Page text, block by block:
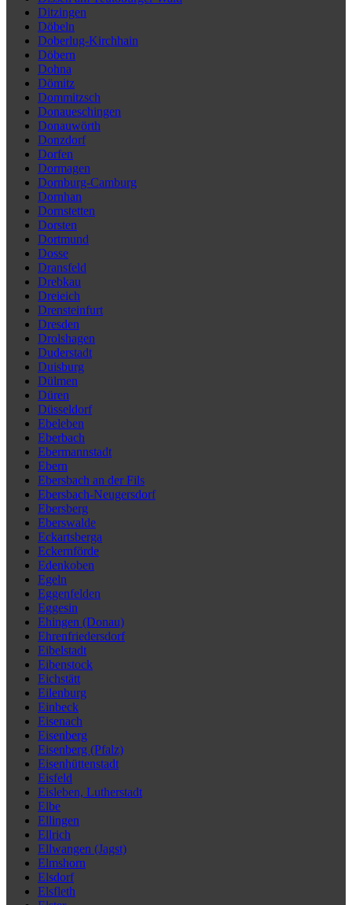
Ditzingen
Döbeln
Doberlug-Kirchhain
Döbern
Dohna
Dömitz
Dommitzsch
Donaueschingen
Donauwörth
Donzdorf
Dorfen
Dormagen
Dornburg-Camburg
Dornhan
Dornstetten
Dorsten
Dortmund
Dosse
Dransfeld
Drebkau
Dreieich
Drensteinfurt
Dresden
Drolshagen
Duderstadt
Duisburg
Dülmen
Düren
Düsseldorf
Ebeleben
Eberbach
Ebermannstadt
Ebern
Ebersbach an der Fils
Ebersbach-Neugersdorf
Ebersberg
Eberswalde
Eckartsberga
Eckernförde
Edenkoben
Egeln
Eggenfelden
Eggesin
Ehingen (Donau)
Ehrenfriedersdorf
Eibelstadt
Eibenstock
Eichstätt
Eilenburg
Einbeck
Eisenach
Eisenberg
Eisenberg (Pfalz)
Eisenhüttenstadt
Eisfeld
Eisleben, Lutherstadt
Elbe
Ellingen
Ellrich
Ellwangen (Jagst)
Elmshorn
Elsdorf
Elsfleth